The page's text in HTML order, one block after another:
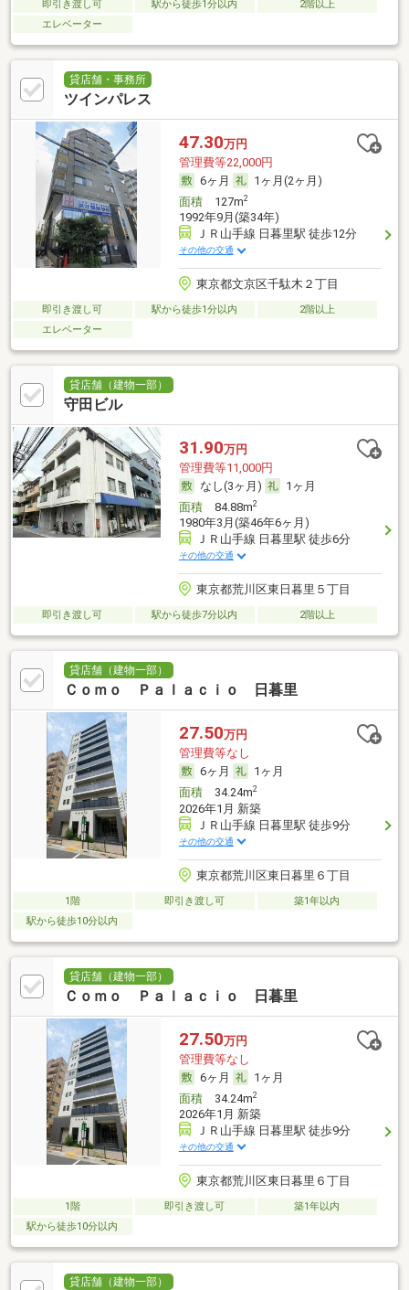
即引き渡し可 駅から徒歩1分以内
2階以上
エレベーター
貸店舗・事務所
ツインパレス
47.30万円
管理費等22,000円
6ヶ月
1ヶ月(2ヶ月)
面積127m2
1992年9月(築34年)
ＪＲ山手線 日暮里駅 徒歩12分
その他の交通
東京都文京区千駄木２丁目
即引き渡し可 駅から徒歩1分以内
2階以上
エレベーター
貸店舗（建物一部）
守田ビル
31.90万円
管理費等11,000円
なし(3ヶ月)
1ヶ月
面積84.88m2
1980年3月(築46年6ヶ月)
ＪＲ山手線 日暮里駅 徒歩6分
その他の交通
東京都荒川区東日暮里５丁目
即引き渡し可 駅から徒歩7分以内 2階以上
貸店舗（建物一部）
Ｃｏｍｏ Ｐａｌａｃｉｏ 日暮里
27.50万円
管理費等なし
6ヶ月
1ヶ月
面積34.24m2
2026年1月 新築
ＪＲ山手線 日暮里駅 徒歩9分
その他の交通
東京都荒川区東日暮里６丁目
1階 即引き渡し可
築1年以内
駅から徒歩10分以内
貸店舗（建物一部）
Ｃｏｍｏ Ｐａｌａｃｉｏ 日暮里
27.50万円
管理費等なし
6ヶ月
1ヶ月
面積34.24m2
2026年1月 新築
ＪＲ山手線 日暮里駅 徒歩9分
その他の交通
東京都荒川区東日暮里６丁目
1階 即引き渡し可
築1年以内
駅から徒歩10分以内
貸店舗（建物一部）